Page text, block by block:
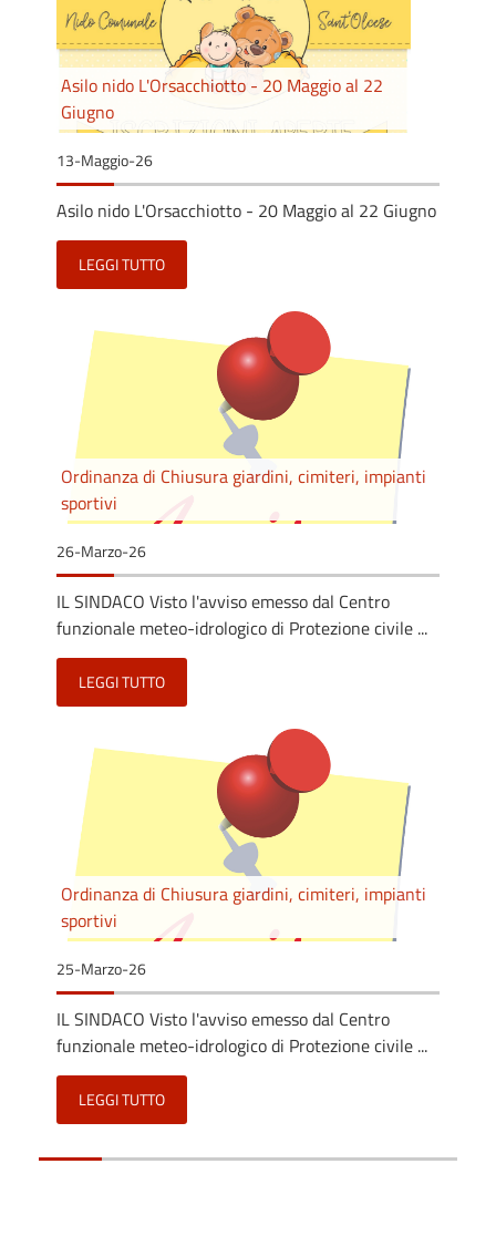
Asilo nido L'Orsacchiotto - 20 Maggio al 22
Giugno
13-Maggio-26
Asilo nido L'Orsacchiotto - 20 Maggio al 22 Giugno
LEGGI TUTTO
Ordinanza di Chiusura giardini, cimiteri, impianti
sportivi
26-Marzo-26
IL SINDACO Visto l'avviso emesso dal Centro
funzionale meteo-idrologico di Protezione civile ...
LEGGI TUTTO
Ordinanza di Chiusura giardini, cimiteri, impianti
sportivi
25-Marzo-26
IL SINDACO Visto l'avviso emesso dal Centro
funzionale meteo-idrologico di Protezione civile ...
LEGGI TUTTO